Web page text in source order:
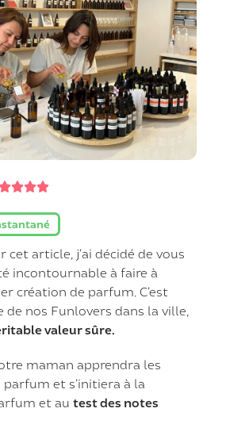

cet article, j’ai décidé de vous
incontournable à faire à
création de parfum. C’est
de nos Funlovers dans la ville,
valeur sûre.
maman apprendra les
et s’initiera à la
et autest des notes